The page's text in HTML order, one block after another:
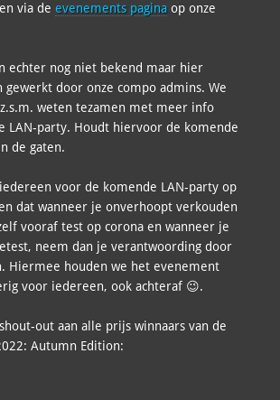
via de evenements pagina op onze
echter nog niet bekend maar hier
gewerkt door onze compo admins. We
weten tezamen met meer info
LAN-party. Houdt hiervoor de komende
de gaten.
voor de komende LAN-party op
dat wanneer je onverhoopt verkouden
vooraf test op corona en wanneer je
neem dan je verantwoording door
Hiermee houden we het evenement
voor iedereen, ook achteraf 😉.
out aan alle prijs winnaars van de
Autumn Edition: